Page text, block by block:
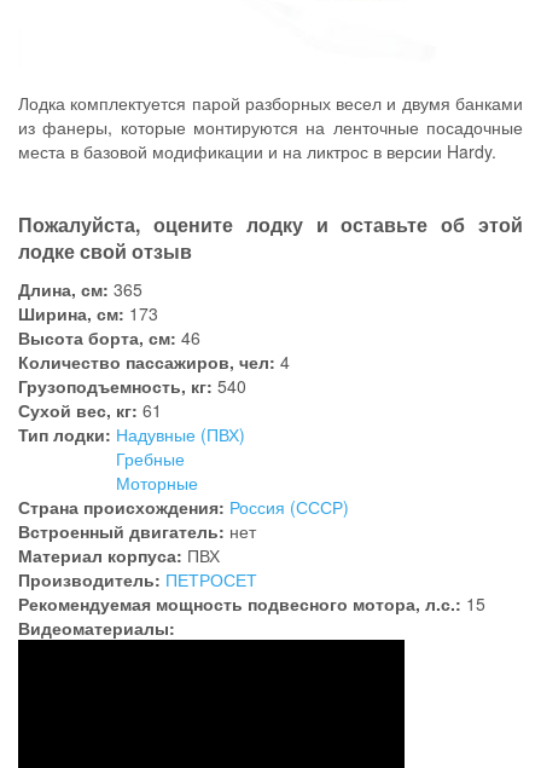
Лодка комплектуется парой разборных весел и двумя банками
из фанеры, которые монтируются на ленточные посадочные
места в базовой модификации и на ликтрос в версии Hardy.
Пожалуйста, оцените лодку и оставьте об этой
лодке свой отзыв
Длина, см: 365
Ширина, см: 173
Высота борта, см: 46
Количество пассажиров, чел: 4
Грузоподъемность, кг: 540
Сухой вес, кг: 61
Тип лодки: Надувные (ПВХ)
Гребные
Моторные
Страна происхождения: Россия (СССР)
Встроенный двигатель: нет
Материал корпуса: ПВХ
Производитель: ПЕТРОСЕТ
Рекомендуемая мощность подвесного мотора, л.с.: 15
Видеоматериалы: